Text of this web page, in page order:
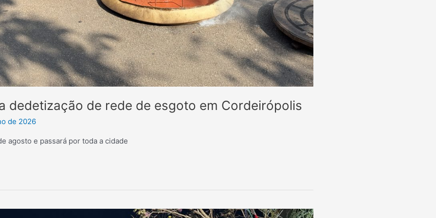
dedetização de rede de esgoto em Cordeirópolis
de 2026
agosto e passará por toda a cidade